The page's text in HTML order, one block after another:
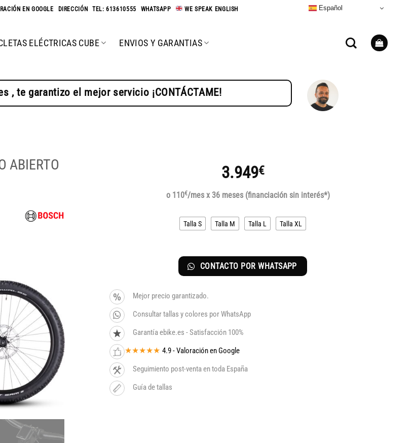
EN GOOGLE DIRECCIÓN -TEL: 613610555 WHATSAPP WE SPEAK ENGLISH Español
ELÉCTRICAS CUBE ENVIOS Y GARANTIAS
, te garantizo el mejor servicio ¡CONTÁCTAME!
ABIERTO
3.949€
o 110€/mes x 36 meses (financiación sin interés*)
Talla S Talla M Talla L Talla XL
CONTACTO POR WHATSAPP
Mejor precio garantizado.
Consultar tallas y colores por WhatsApp
Garantía ebike.es - Satisfacción 100%
★★★★★ 4.9 - Valoración en Google
Seguimiento post-venta en toda España
Guía de tallas